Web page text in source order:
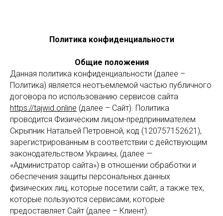
Политика конфиденциальности
Общие положения
Данная политика конфиденциальности (далее –
Политика) является неотъемлемой частью публичного
договора по использованию сервисов сайта
https://tajwid.online (далее – Сайт). Политика
проводится Физическим лицом-предпринимателем
Скрыпник Натальей Петровной, код (120757152621),
зарегистрированным в соответствии с действующим
законодательством Украины, (далее —
«Администратор сайта») в отношении обработки и
обеспечения защиты персональных данных
физических лиц, которые посетили сайт, а также тех,
которые пользуются сервисами, которые
предоставляет Сайт (далее – Клиент).